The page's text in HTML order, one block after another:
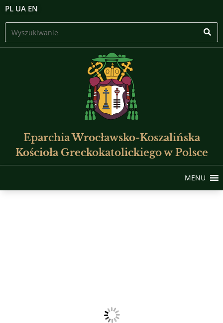
PL UA EN
Eparchia Wrocławsko-Koszalińska
Kościoła Greckokatolickiego w Polsce
MENU